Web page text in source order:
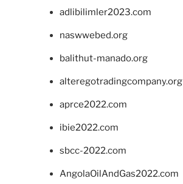
adlibilimler2023.com
naswwebed.org
balithut-manado.org
alteregotradingcompany.org
aprce2022.com
ibie2022.com
sbcc-2022.com
AngolaOilAndGas2022.com